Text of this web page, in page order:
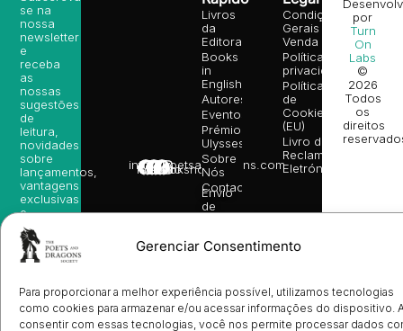
Gerenciar Consentimento
Para proporcionar a melhor experiência possível, utilizamos tecnologias
como cookies para armazenar e/ou acessar informações do dispositivo.
consentir com essas tecnologias, você nos permite processar dados
info@poetsandragons.com
Infantil
Adulto
Bookshop
Livros
da
Editora
Books
in
English
Autores
Eventos
Prémio
Ulysses
Sobre
Nós
Contactos
Envio
de
de
de
Livrarias
Condições
Gerais de
Venda
Política de
privacidade
Política
de
Cookies
(EU)
Livro de
Reclamações
Eletrónico
se na
nossa
newsletter
e
receba
as
nossas
sugestões
de
leitura,
novidades
sobre
lançamentos,
vantagens
exclusivas
e
avisos
diretamente
no seu
e-mail.
Subscrever
por
Turn
On
Labs
©
2026
Todos
os
direitos